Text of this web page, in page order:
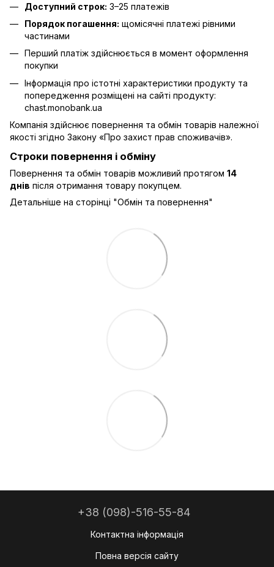
Доступний строк: 3–25 платежів
Порядок погашення: щомісячні платежі рівними
частинами
Перший платіж здійснюється в момент оформлення
покупки
Інформація про істотні характеристики продукту та
попередження розміщені на сайті продукту:
chast.monobank.ua
Компанія здійснює повернення та обмін товарів належної
якості згідно Закону «Про захист прав споживачів».
Строки повернення і обміну
Повернення та обмін товарів можливий протягом 14
днів після отримання товару покупцем.
Детальніше на сторінці "Обмін та повернення"
+38 (098)-516-55-84
Контактна інформація
Повна версія сайту